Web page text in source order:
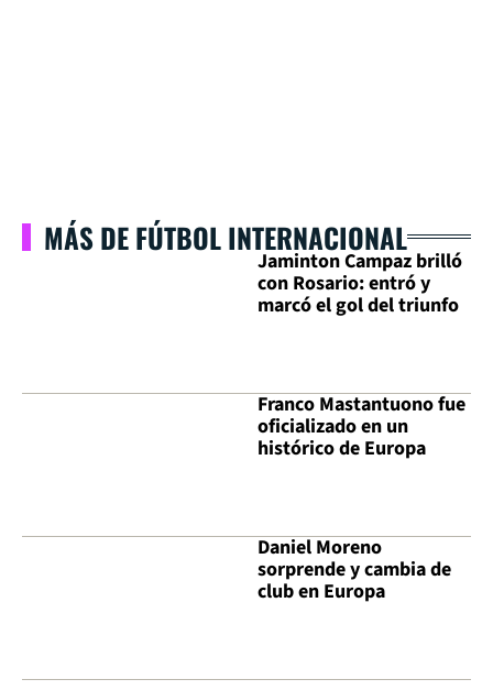
MÁS DE FÚTBOL INTERNACIONAL
Jaminton Campaz brilló
con Rosario: entró y
marcó el gol del triunfo
Franco Mastantuono fue
oficializado en un
histórico de Europa
Daniel Moreno
sorprende y cambia de
club en Europa